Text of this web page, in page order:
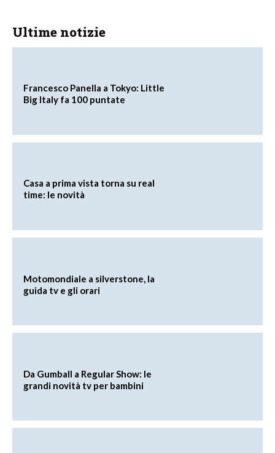
Ultime notizie
Francesco Panella a Tokyo: Little
Big Italy fa 100 puntate
Casa a prima vista torna su real
time: le novità
Motomondiale a silverstone, la
guida tv e gli orari
Da Gumball a Regular Show: le
grandi novità tv per bambini